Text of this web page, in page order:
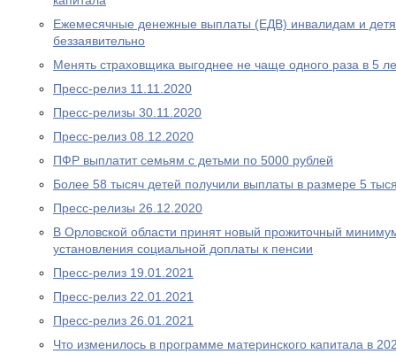
Ежемесячные денежные выплаты (ЕДВ) инвалидам и
беззаявительно
Менять страховщика выгоднее не чаще одного раза в 5
Пресс-релиз 11.11.2020
Пресс-релизы 30.11.2020
Пресс-релиз 08.12.2020
ПФР выплатит семьям с детьми по 5000 рублей
Более 58 тысяч детей получили выплаты в размере 5
Пресс-релизы 26.12.2020
В Орловской области принят новый прожиточный
установления социальной доплаты к пенсии
Пресс-релиз 19.01.2021
Пресс-релиз 22.01.2021
Пресс-релиз 26.01.2021
Что изменилось в программе материнского капитала в